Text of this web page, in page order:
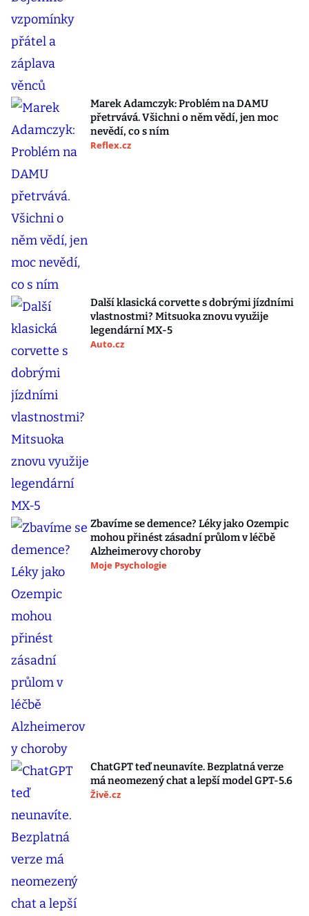
Marek Adamczyk: Problém na DAMU
přetrvává. Všichni o něm vědí, jen moc
nevědí, co s ním
Reflex.cz
Další klasická corvette s dobrými jízdními
vlastnostmi? Mitsuoka znovu využije
legendární MX-5
Auto.cz
Zbavíme se demence? Léky jako Ozempic
mohou přinést zásadní průlom v léčbě
Alzheimerovy choroby
Moje Psychologie
ChatGPT teď neunavíte. Bezplatná verze
má neomezený chat a lepší model GPT-5.6
Živě.cz